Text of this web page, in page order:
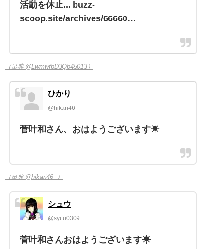
活動を休止... buzz-
scoop.site/archives/66660…
（出典 @LwmwfbD3Qb45013）
ひかり
@hikari46_
菅叶和さん、おはようございます☀
（出典 @hikari46_）
シュウ
@syuu0309
菅叶和さんおはようございます☀